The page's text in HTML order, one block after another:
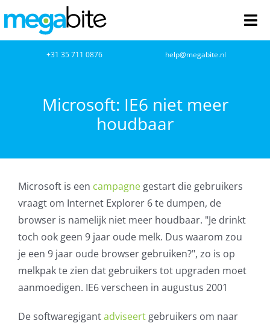
naar
inhoud
Cloud Computing
VOIP
Microsoft NCE
AVG
Office365
+31 35 711 0876 help@megabite.nl
Microsoft: IE6 niet meer
houdbaar
Microsoft is een campagnegestart die gebruikers
vraagt om Internet Explorer 6 te dumpen, de
browser is namelijk niet meer houdbaar. "Je drinkt
toch ook geen 9 jaar oude melk. Dus waarom zou
je een 9 jaar oude browser gebruiken?", zo is op
melkpak te zien dat gebruikers tot upgraden moet
aanmoedigen. IE6 verscheen in augustus 2001
De softwaregigantadviseertgebruikers om naar